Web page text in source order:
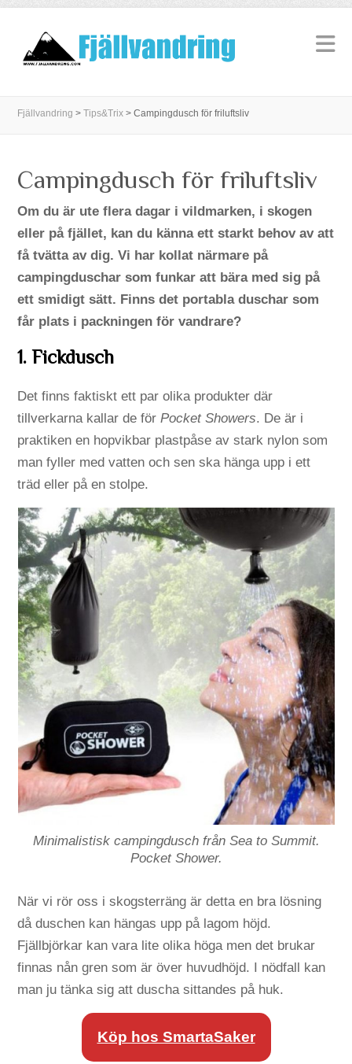
Fjällvandring >Tips&Trix >Campingdusch för friluftsliv
Campingdusch för friluftsliv
Om du är ute flera dagar i vildmarken, i skogen
eller på fjället, kan du känna ett starkt behov av att
få tvätta av dig. Vi har kollat närmare på
campingduschar som funkar att bära med sig på
ett smidigt sätt. Finns det portabla duschar som
får plats i packningen för vandrare?
1. Fickdusch
Det finns faktiskt ett par olika produkter där
tillverkarna kallar de förPocket Showers. De är i
praktiken en hopvikbar plastpåse av stark nylon som
man fyller med vatten och sen ska hänga upp i ett
träd eller på en stolpe.
Minimalistisk campingdusch från Sea to Summit.
Pocket Shower.
När vi rör oss i skogsterräng är detta en bra lösning
då duschen kan hängas upp på lagom höjd.
Fjällbjörkar kan vara lite olika höga men det brukar
finnas nån gren som är över huvudhöjd. I nödfall kan
man ju tänka sig att duscha sittandes på huk.
Köp hos SmartaSaker